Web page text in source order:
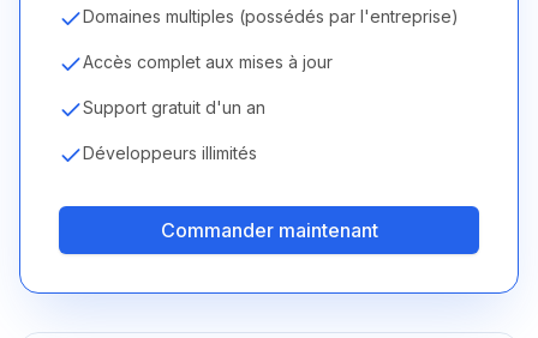
Domaines multiples (possédés par l'entreprise)
Accès complet aux mises à jour
Support gratuit d'un an
Développeurs illimités
Commander maintenant